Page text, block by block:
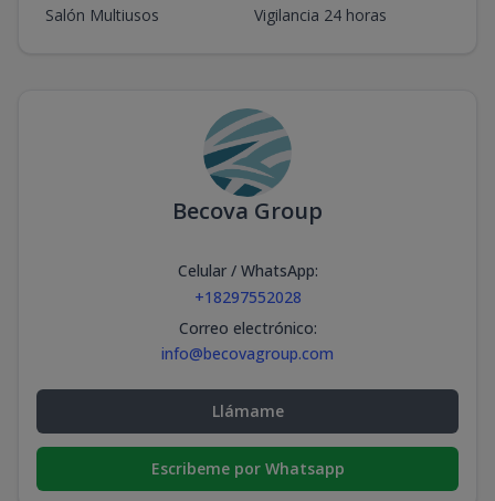
Salón Multiusos
Vigilancia 24 horas
Becova Group
Celular / WhatsApp:
+18297552028
Correo electrónico:
info@becovagroup.com
Llámame
Escribeme por Whatsapp